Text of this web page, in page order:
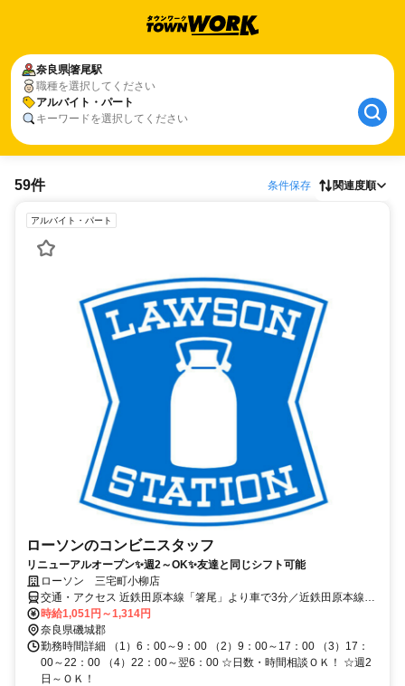
奈良県箸尾駅
職種を選択してください
アルバイト・パート
キーワードを選択してください
59件 条件保存 関連度順
アルバイト・パート
ローソンのコンビニスタッフ
リニューアルオープン✨週2～OK✨友達と同じシフト可能
ローソン 三宅町小柳店
交通・アクセス 近鉄田原本線「箸尾」より車で3分／近鉄田原本線
「但馬」より車で4分
時給1,051円～1,314円
奈良県磯城郡
勤務時間詳細 （1）6：00～9：00 （2）9：00～17：00 （3）17：
00～22：00 （4）22：00～翌6：00 ☆日数・時間相談ＯＫ！ ☆週2
日～ＯＫ！